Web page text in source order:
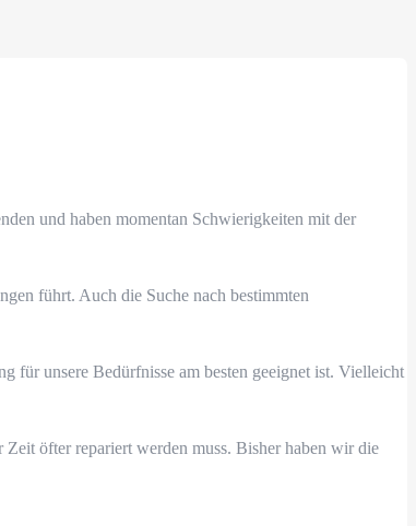
und haben momentan Schwierigkeiten mit der
führt. Auch die Suche nach bestimmten
für unsere Bedürfnisse am besten geeignet ist. Vielleicht
öfter repariert werden muss. Bisher haben wir die